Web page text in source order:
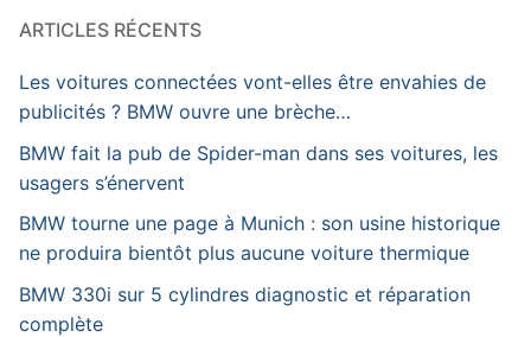
ARTICLES RÉCENTS
Les voitures connectées vont-elles être envahies de
publicités ? BMW ouvre une brèche…
BMW fait la pub de Spider-man dans ses voitures, les
usagers s’énervent
BMW tourne une page à Munich : son usine historique
ne produira bientôt plus aucune voiture thermique
BMW 330i sur 5 cylindres diagnostic et réparation
complète